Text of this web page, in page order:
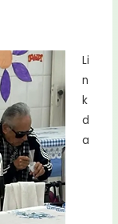
Li
n
k
d
a